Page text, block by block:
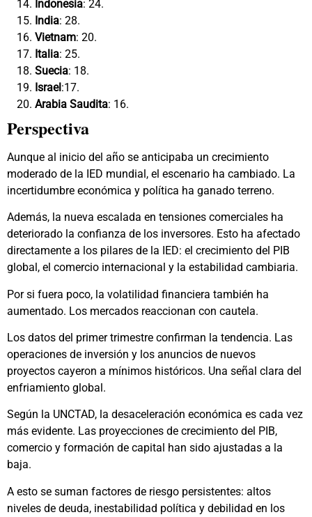
Indonesia: 24.
India: 28.
Vietnam: 20.
Italia: 25.
Suecia: 18.
Israel:17.
Arabia Saudita: 16.
Perspectiva
Aunque al inicio del año se anticipaba un crecimiento
moderado de la IED mundial, el escenario ha cambiado. La
incertidumbre económica y política ha ganado terreno.
Además, la nueva escalada en tensiones comerciales ha
deteriorado la confianza de los inversores. Esto ha afectado
directamente a los pilares de la IED: el crecimiento del PIB
global, el comercio internacional y la estabilidad cambiaria.
Por si fuera poco, la volatilidad financiera también ha
aumentado. Los mercados reaccionan con cautela.
Los datos del primer trimestre confirman la tendencia. Las
operaciones de inversión y los anuncios de nuevos
proyectos cayeron a mínimos históricos. Una señal clara del
enfriamiento global.
Según la UNCTAD, la desaceleración económica es cada vez
más evidente. Las proyecciones de crecimiento del PIB,
comercio y formación de capital han sido ajustadas a la
baja.
A esto se suman factores de riesgo persistentes: altos
niveles de deuda, inestabilidad política y debilidad en los